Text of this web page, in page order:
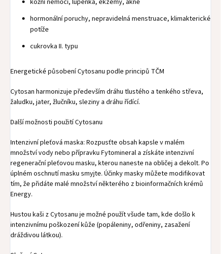
kožní nemoci, lupénka, ekzémy, akné
hormonální poruchy, nepravidelná menstruace, klimakterické
potíže
cukrovka II. typu
Energetické působení Cytosanu podle principů TČM
Cytosan harmonizuje především dráhu tlustého a tenkého střeva,
žaludku, jater, žlučníku, sleziny a dráhu řídící.
Další možnosti použití Cytosanu
Intenzivní pleťová maska: Rozpusťte obsah kapsle v malém
množství vody nebo přípravku Fytomineral a získáte intenzivní
regenerační pleťovou masku, kterou naneste na obličej a dekolt. Po
úplném oschnutí masku smyjte. Účinky masky můžete modifikovat
tím, že přidáte malé množství některého z bioinformačních krémů
Energy.
Hustou kaši z Cytosanu je možné použít všude tam, kde došlo k
intenzivnímu poškození kůže (popáleniny, odřeniny, zasažení
dráždivou látkou).